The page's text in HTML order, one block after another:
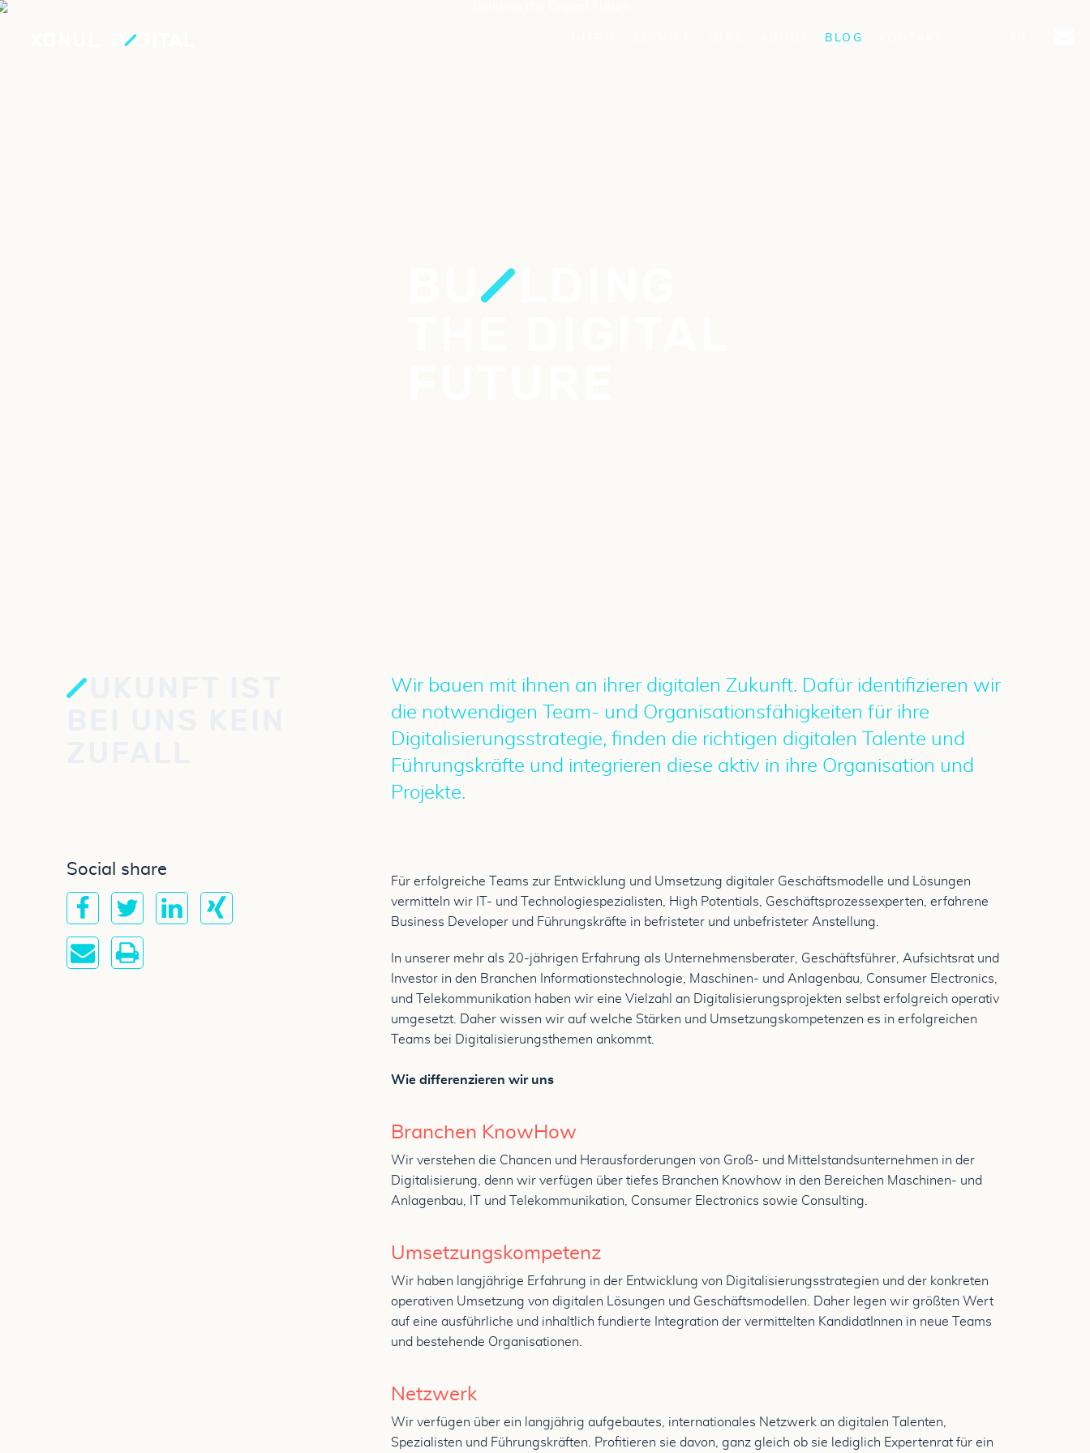
BLOG
BU
Wir bauen mit ihnen an ihrer digitalen Zukunft. Dafür identifizieren wir
die notwendigen Team- und Organisationsfähigkeiten für ihre
Digitalisierungsstrategie, finden die richtigen digitalen Talente und
Führungskräfte und integrieren diese aktiv in ihre Organisation und
Projekte.
Für erfolgreiche Teams zur Entwicklung und Umsetzung digitaler Geschäftsmodelle und Lösungen
vermitteln wir IT- und Technologiespezialisten, High Potentials, Geschäftsprozessexperten, erfahrene
Business Developer und Führungskräfte in befristeter und unbefristeter Anstellung.
In unserer mehr als 20-jährigen Erfahrung als Unternehmensberater, Geschäftsführer, Aufsichtsrat und
Investor in den Branchen Informationstechnologie, Maschinen- und Anlagenbau, Consumer Electronics,
und Telekommunikation haben wir eine Vielzahl an Digitalisierungsprojekten selbst erfolgreich operativ
umgesetzt. Daher wissen wir auf welche Stärken und Umsetzungskompetenzen es in erfolgreichen
Teams bei Digitalisierungsthemen ankommt.
Wie differenzieren wir uns
Branchen KnowHow
Wir verstehen die Chancen und Herausforderungen von Groß- und Mittelstandsunternehmen in der
Digitalisierung, denn wir verfügen über tiefes Branchen Knowhow in den Bereichen Maschinen- und
Anlagenbau, IT und Telekommunikation, Consumer Electronics sowie Consulting.
Umsetzungskompetenz
Wir haben langjährige Erfahrung in der Entwicklung von Digitalisierungsstrategien und der konkreten
operativen Umsetzung von digitalen Lösungen und Geschäftsmodellen. Daher legen wir größten Wert
auf eine ausführliche und inhaltlich fundierte Integration der vermittelten KandidatInnen in neue Teams
und bestehende Organisationen.
Netzwerk
Wir verfügen über ein langjährig aufgebautes, internationales Netzwerk an digitalen Talenten,
Spezialisten und Führungskräften. Profitieren sie davon, ganz gleich ob sie lediglich Expertenrat für ein
Social share